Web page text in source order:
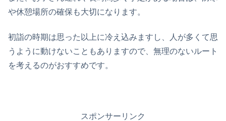
や休憩場所の確保も大切になります。
初詣の時期は思った以上に冷え込みますし、人が多くて思
うように動けないこともありますので、無理のないルート
を考えるのがおすすめです。
スポンサーリンク